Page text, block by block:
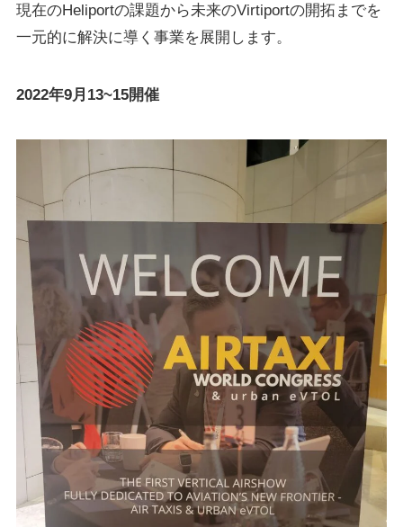
現在のHeliportの課題から未来のVirtiportの開拓までを
一元的に解決に導く事業を展開します。
2022年9月13~15開催